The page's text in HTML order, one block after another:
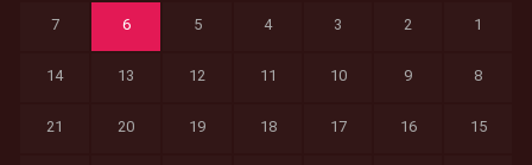
1
2
3
4
5
6
7
8
9
10
11
12
13
14
15
16
17
18
19
20
21